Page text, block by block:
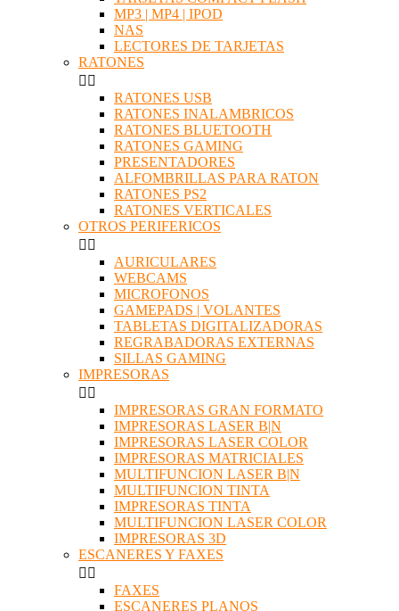
MP3 | MP4 | IPOD
NAS
LECTORES DE TARJETAS
RATONES
 
RATONES USB
RATONES INALAMBRICOS
RATONES BLUETOOTH
RATONES GAMING
PRESENTADORES
ALFOMBRILLAS PARA RATON
RATONES PS2
RATONES VERTICALES
OTROS PERIFERICOS
 
AURICULARES
WEBCAMS
MICROFONOS
GAMEPADS | VOLANTES
TABLETAS DIGITALIZADORAS
REGRABADORAS EXTERNAS
SILLAS GAMING
IMPRESORAS
 
IMPRESORAS GRAN FORMATO
IMPRESORAS LASER B|N
IMPRESORAS LASER COLOR
IMPRESORAS MATRICIALES
MULTIFUNCION LASER B|N
MULTIFUNCION TINTA
IMPRESORAS TINTA
MULTIFUNCION LASER COLOR
IMPRESORAS 3D
ESCANERES Y FAXES
 
FAXES
ESCANERES PLANOS